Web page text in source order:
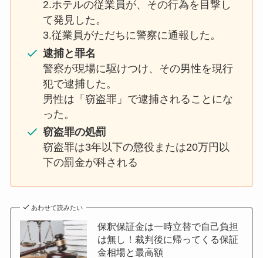
2.ホテルの従業員が、その行為を目撃し
て発見した。
3.従業員がただちに警察に通報した。
逮捕と罪名
警察が現場に駆けつけ、その男性を現行
犯で逮捕した。
男性は「窃盗罪」で逮捕されることにな
った。
窃盗罪の処罰
窃盗罪は3年以下の懲役または20万円以
下の罰金が科される
あわせて読みたい
保釈保証金は一時立替で自己負担
は無し！裁判後に帰ってくる保証
金相場と最高額